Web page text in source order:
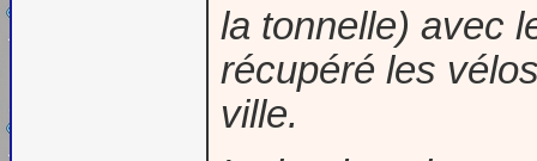
la tonnelle) avec
récupéré les
ville.